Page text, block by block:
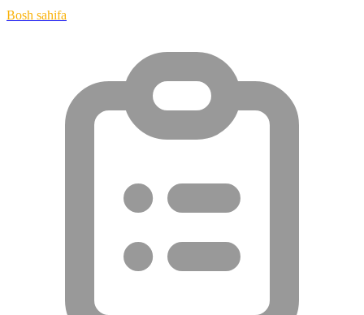
Bosh sahifa